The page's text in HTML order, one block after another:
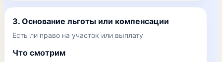
3. Основание льготы или компенсации
Есть ли право на участок или выплату
Что смотрим